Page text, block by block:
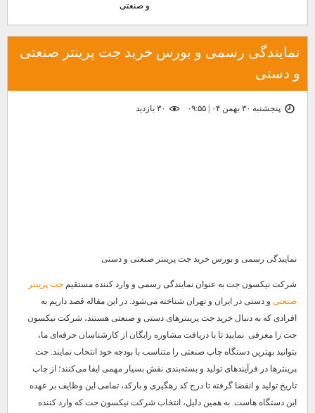
و صنعتی
نمایندگی رسمی و بورس خرید جت پرینتر صنعتی
و دستی
پنجشنبه ۳۰ بهمن ۰۴ | ۰۹:۵۵ ۳۰ بازديد
نمایندگی رسمی و بورس خرید جت پرینتر صنعتی و دستی
شرکت نیکسون جت به عنوان نمایندگی رسمی و وارد کننده مستقیمجت پرینتر
صنعتیو دستی در ایران و تهران شناخته می‌شود. در این مقاله قصد داریم به
افرادی که به دنبال خرید جت پرینترهای دستی و صنعتی هستند، شرکت نیکسون
جت را معرفی نمایید تا با دریافت مشاوره رایگان از کارشناسان حرفه‌ای ما،
بتوانید بهترین دستگاه چاپ صنعتی را متناسب با بودجه خود انتخاب نمایند. جت
پرینترها در فرآیندهای تولید و بسته‌بندی نقش بسیار مهمی ایفا می‌کنند؛ از چاپ
تاریخ تولید و انقضا گرفته تا درج کد رهگیری و بارکد، تمامی این وظایف بر عهده
این دستگاه‌ هاست. به همین دلیل، انتخاب شرکت نیکسون جت که وارد کننده